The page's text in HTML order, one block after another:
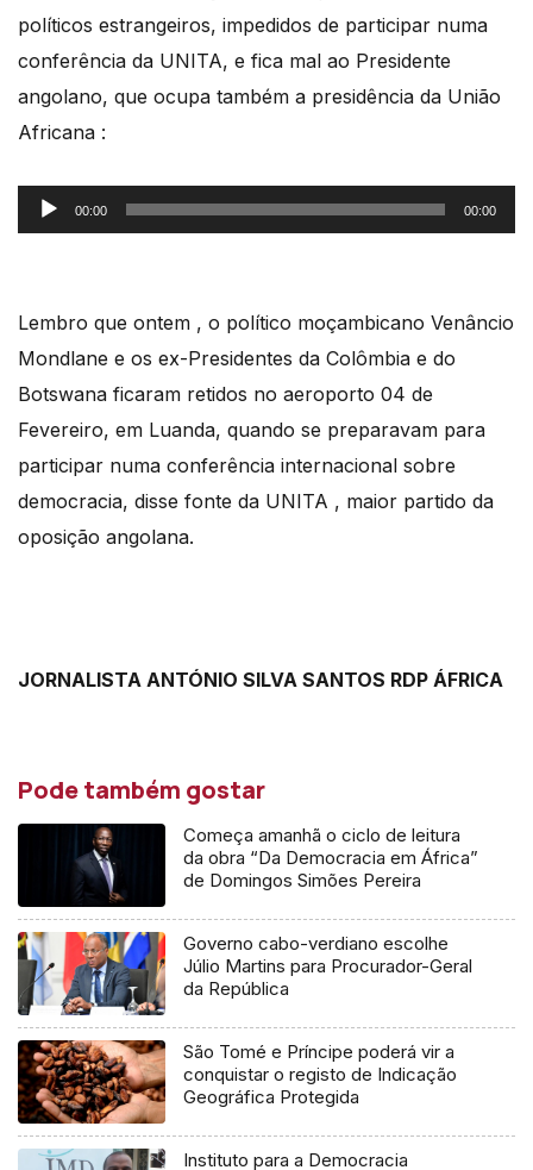
políticos estrangeiros, impedidos de participar numa
conferência da UNITA, e fica mal ao Presidente
angolano, que ocupa também a presidência da União
Africana :
Reprodutor
de
00:00 00:00
Lembro que ontem , o político moçambicano Venâncio
Mondlane e os ex-Presidentes da Colômbia e do
Botswana ficaram retidos no aeroporto 04 de
Fevereiro, em Luanda, quando se preparavam para
participar numa conferência internacional sobre
democracia, disse fonte da UNITA , maior partido da
oposição angolana.
JORNALISTA ANTÓNIO SILVA SANTOS RDP ÁFRICA
Pode também gostar
Começa amanhã o ciclo de leitura
da obra “Da Democracia em África”
de Domingos Simões Pereira
Governo cabo-verdiano escolhe
Júlio Martins para Procurador-Geral
da República
São Tomé e Príncipe poderá vir a
conquistar o registo de Indicação
Geográfica Protegida
Instituto para a Democracia